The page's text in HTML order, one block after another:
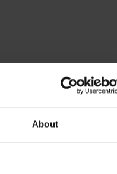
About